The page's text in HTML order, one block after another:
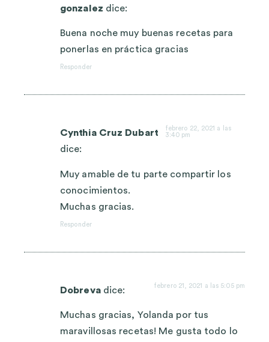
gonzalez dice:
Buena noche muy buenas recetas para
ponerlas en práctica gracias
Responder
Cynthia Cruz Dubart
dice:
febrero 22, 2021 a las
3:40 pm
Muy amable de tu parte compartir los
conocimientos.
Muchas gracias.
Responder
Dobreva dice: febrero 21, 2021 a las 5:05 pm
Muchas gracias, Yolanda por tus
maravillosas recetas! Me gusta todo lo